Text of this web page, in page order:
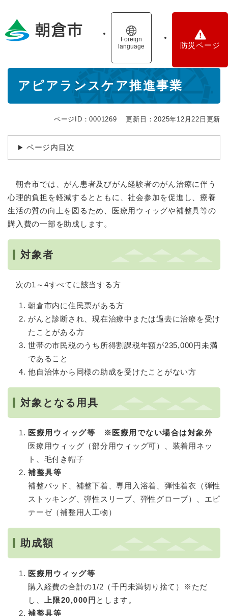
の
Foreign
language
防災ページ
アピアランスケア推進事業
ページID：0001269 更新日：2025年12月22日更新
ページ内目次
朝倉市では、がん患者及びがん経験者のがん治療に伴う
心理的負担を軽減するとともに、社会参加を促進し、療養
生活の質の向上を図るため、医療用ウィッグや補整具等の
購入費の一部を助成します。
対象者
次の1～4すべてに該当する方
朝倉市内に住民票がある方
がんと診断され、現在治療中または過去に治療を受け
たことがある方
世帯の市民税のうち所得割課税年額が235,000円未満
であること
他自治体から同様の助成を受けたことがない方
対象となる用具
医療用ウィッグ等 ※医療用でない場合は対象外
医療用ウィッグ（部分用ウィッグ可）、装着用ネッ
ト、毛付き帽子
補整具等
補整パッド、補整下着、専用入浴着、弾性着衣（弾性
ストッキング、弾性スリーブ、弾性グローブ）、エピ
テーゼ（補整用人工物）
助成額
医療用ウィッグ等
購入経費の合計の1/2（千円未満切り捨て）※ただ
し、
上限20,000円 とします。
補整具等